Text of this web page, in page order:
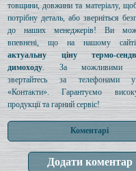
товщини, довжини та матеріалу, щоб
потрібну деталь, або зверніться
до наших менеджерів! Ви
впевнені, що на нашому
актуальну ціну термо-
димоходу. За можливими
звертайтесь за телефонами
«Контакти». Гарантуємо
продукції та гарний сервіс!
Коментарі